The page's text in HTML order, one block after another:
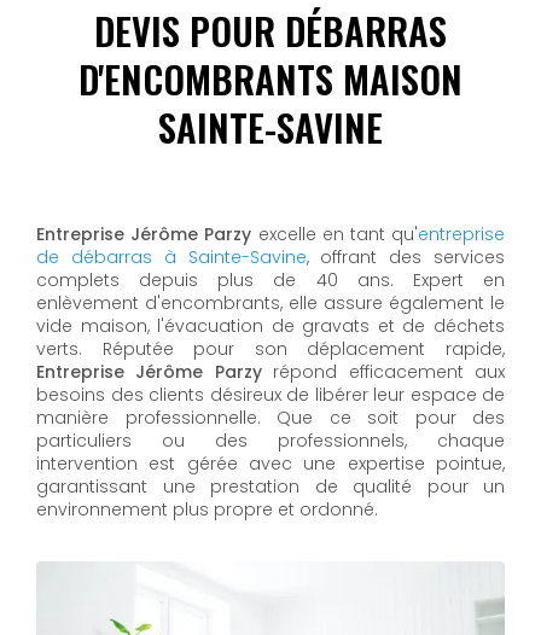
DEVIS POUR DÉBARRAS
D'ENCOMBRANTS MAISON
SAINTE-SAVINE
Entreprise Jérôme Parzy excelle en tant qu'entreprise
de débarras à Sainte-Savine, offrant des services
complets depuis plus de 40 ans. Expert en
enlèvement d'encombrants, elle assure également le
vide maison, l'évacuation de gravats et de déchets
verts. Réputée pour son déplacement rapide,
Entreprise Jérôme Parzyrépond efficacement aux
besoins des clients désireux de libérer leur espace de
manière professionnelle. Que ce soit pour des
particuliers ou des professionnels, chaque
intervention est gérée avec une expertise pointue,
garantissant une prestation de qualité pour un
environnement plus propre et ordonné.